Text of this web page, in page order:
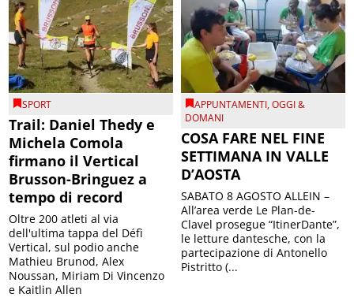
SPORT
Trail: Daniel Thedy e
Michela Comola
firmano il Vertical
Brusson-Bringuez a
tempo di record
Oltre 200 atleti al via
dell'ultima tappa del Défì
Vertical, sul podio anche
Mathieu Brunod, Alex
Noussan, Miriam Di Vincenzo
e Kaitlin Allen
APPUNTAMENTI,OGGI &
DOMANI
COSA FARE NEL FINE
SETTIMANA IN VALLE
D’AOSTA
SABATO 8 AGOSTO ALLEIN –
All’area verde Le Plan-de-
Clavel prosegue “ItinerDante”,
le letture dantesche, con la
partecipazione di Antonello
Pistritto (...